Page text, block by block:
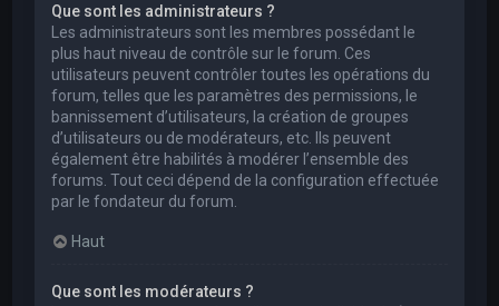
Que sont les administrateurs ?
Les administrateurs sont les membres possédant le
plus haut niveau de contrôle sur le forum. Ces
utilisateurs peuvent contrôler toutes les opérations du
forum, telles que les paramètres des permissions, le
bannissement d’utilisateurs, la création de groupes
d’utilisateurs ou de modérateurs, etc. Ils peuvent
également être habilités à modérer l’ensemble des
forums. Tout ceci dépend de la configuration effectuée
par le fondateur du forum.
Haut
Que sont les modérateurs ?